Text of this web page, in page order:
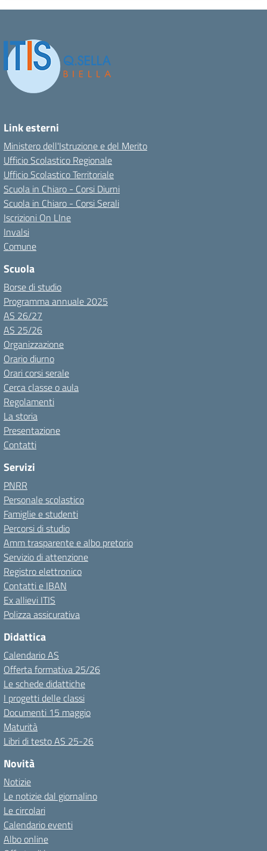
Link esterni
Ministero dell'Istruzione e del Merito
Ufficio Scolastico Regionale
Ufficio Scolastico Territoriale
Scuola in Chiaro - Corsi Diurni
Scuola in Chiaro - Corsi Serali
Iscrizioni On LIne
Invalsi
Comune
Scuola
Borse di studio
Programma annuale 2025
AS 26/27
AS 25/26
Organizzazione
Orario diurno
Orari corsi serale
Cerca classe o aula
Regolamenti
La storia
Presentazione
Contatti
Servizi
PNRR
Personale scolastico
Famiglie e studenti
Percorsi di studio
Amm trasparente e albo pretorio
Servizio di attenzione
Registro elettronico
Contatti e IBAN
Ex allievi ITIS
Polizza assicurativa
Didattica
Calendario AS
Offerta formativa 25/26
Le schede didattiche
I progetti delle classi
Documenti 15 maggio
Maturità
Libri di testo AS 25-26
Novità
Notizie
Le notizie dal giornalino
Le circolari
Calendario eventi
Albo online